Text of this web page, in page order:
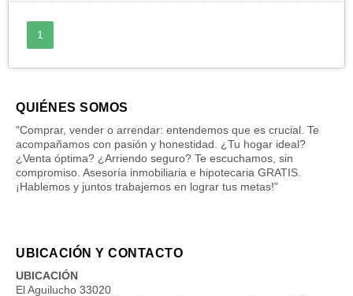
1
QUIÉNES SOMOS
"Comprar, vender o arrendar: entendemos que es crucial. Te
acompañamos con pasión y honestidad. ¿Tu hogar ideal?
¿Venta óptima? ¿Arriendo seguro? Te escuchamos, sin
compromiso. Asesoría inmobiliaria e hipotecaria GRATIS.
¡Hablemos y juntos trabajemos en lograr tus metas!"
UBICACIÓN Y CONTACTO
UBICACIÓN
El Aguilucho 33020